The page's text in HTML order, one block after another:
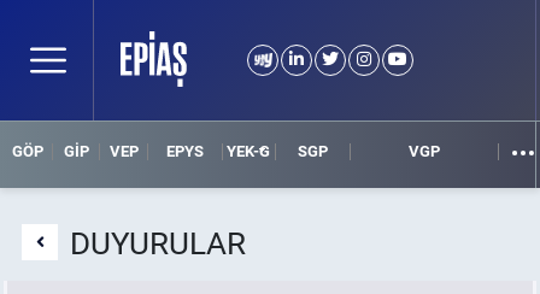
GÖP GİP VEP EPYS YEK-G SGP VGP
DUYURULAR